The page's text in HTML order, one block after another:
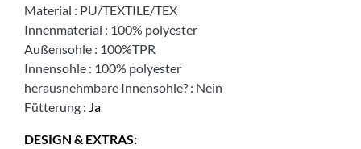
Material : PU/TEXTILE/TEX
Innenmaterial : 100% polyester
Außensohle : 100%TPR
Innensohle : 100% polyester
herausnehmbare Innensohle? : Nein
Fütterung : Ja
DESIGN & EXTRAS: